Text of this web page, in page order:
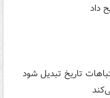
داد
تاریخ تبدیل شود